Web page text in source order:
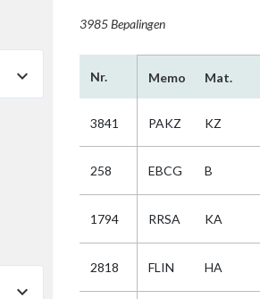
3985 Bepalingen
Nr. Memo Mat.
3841 PAKZ KZ
258 EBCG B
1794 RRSA KA
2818 FLIN HA